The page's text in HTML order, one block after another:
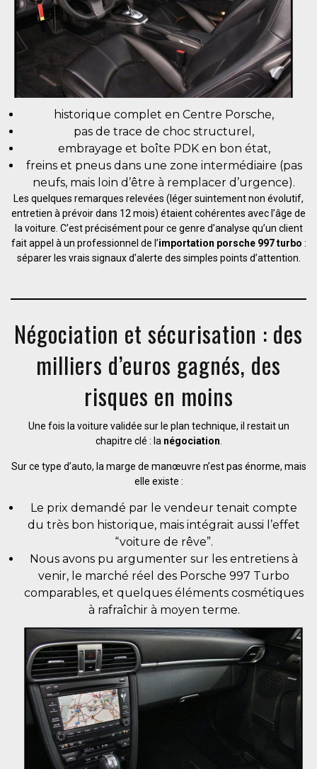
historique complet en Centre Porsche,
pas de trace de choc structurel,
embrayage et boîte PDK en bon état,
freins et pneus dans une zone intermédiaire (pas
neufs, mais loin d’être à remplacer d’urgence).
Les quelques remarques relevées (léger suintement non évolutif,
entretien à prévoir dans 12 mois) étaient cohérentes avec l’âge de
la voiture. C’est précisément pour ce genre d’analyse qu’un client
fait appel à un professionnel de l’importation porsche 997 turbo :
séparer les vrais signaux d’alerte des simples points d’attention.
Négociation et sécurisation : des
milliers d’euros gagnés, des
risques en moins
Une fois la voiture validée sur le plan technique, il restait un
chapitre clé : la négociation
Sur ce type d’auto, la marge de manœuvre n’est pas énorme, mais
elle existe :
Le prix demandé par le vendeur tenait compte
du très bon historique, mais intégrait aussi l’effet
“voiture de rêve”.
Nous avons pu argumenter sur les entretiens à
venir, le marché réel des Porsche 997 Turbo
comparables, et quelques éléments cosmétiques
à rafraîchir à moyen terme.